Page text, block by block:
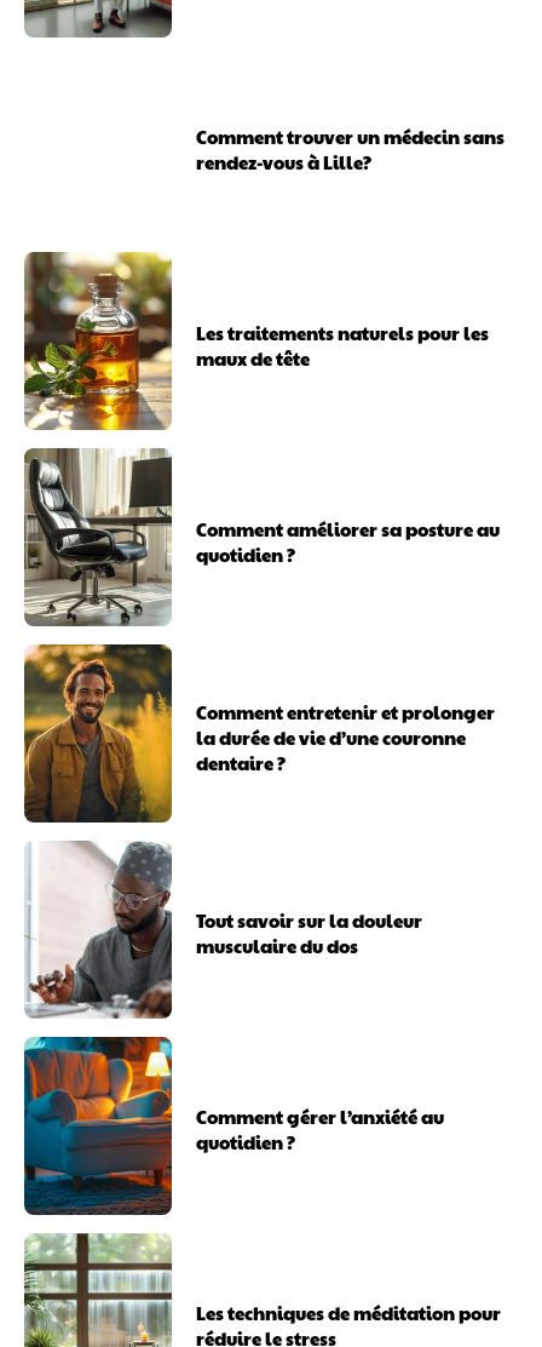
Comment trouver un médecin sans
rendez-vous à Lille?
Les traitements naturels pour les
maux de tête
Comment améliorer sa posture au
quotidien ?
Comment entretenir et prolonger
la durée de vie d’une couronne
dentaire ?
Tout savoir sur la douleur
musculaire du dos
Comment gérer l’anxiété au
quotidien ?
Les techniques de méditation pour
réduire le stress